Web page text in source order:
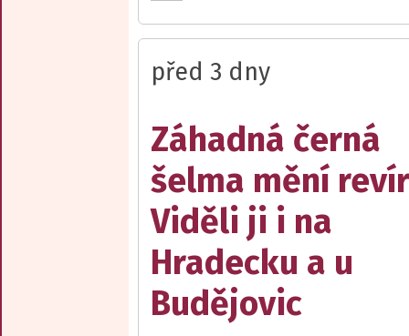
před 3 dny
Záhadná černá
šelma mění
Viděli ji i na
Hradecku a u
Budějovic